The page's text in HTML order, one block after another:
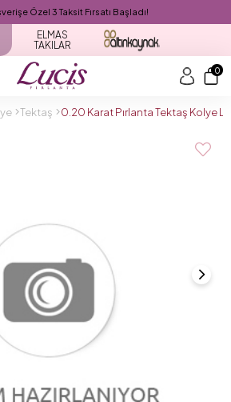
Özel 3 Taksit Fırsatı Başladı!
ELMAS
TAKILAR
0
Tektaş 0.20 Karat Pırlanta Tektaş Kolye